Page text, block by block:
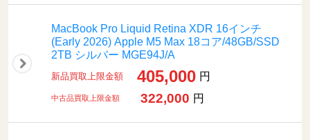
MacBook Pro Liquid Retina XDR 16インチ
(Early 2026) Apple M5 Max 18コア/48GB/SSD
2TB シルバー MGE94J/A
新品買取上限金額 405,000 円
中古品買取上限金額 322,000 円